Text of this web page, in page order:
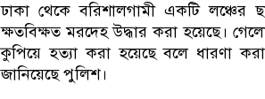
ঢাকা থেকে বরিশালগামী একটি
ক্ষতবিক্ষত মরদেহ উদ্ধার করা হয়েছে।
কুপিয়ে হত্যা করা হয়েছে বলে ধারণা
জানিয়েছে পুলিশ।